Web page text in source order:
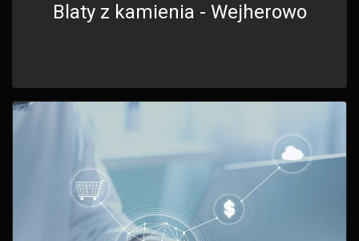
Blaty z kamienia - Wejherowo